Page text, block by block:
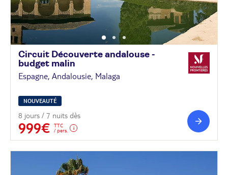
Circuit Découverte andalouse -
budget malin
Espagne, Andalousie, Malaga
NOUVEAUTÉ
8 jours / 7 nuits dès
999€
TTC
/ pers.